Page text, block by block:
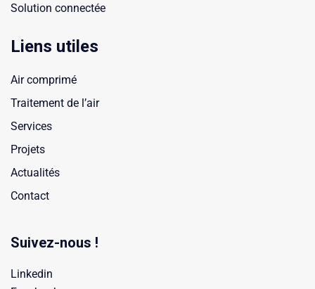
Solution connectée
Liens utiles
Air comprimé
Traitement de l’air
Services
Projets
Actualités
Contact
Suivez-nous !
Linkedin